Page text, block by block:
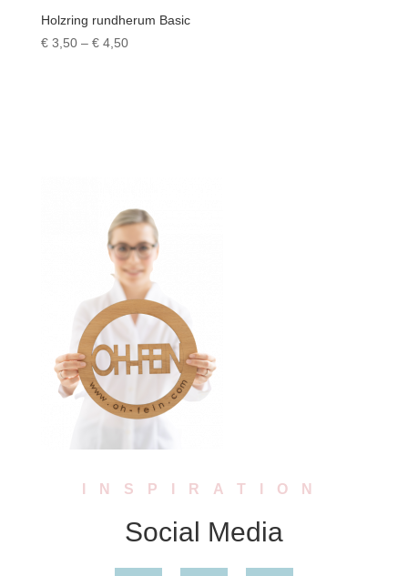
Holzring rundherum Basic
€3,50 – €4,50Preisspanne:
INSPIRATION
Social Media